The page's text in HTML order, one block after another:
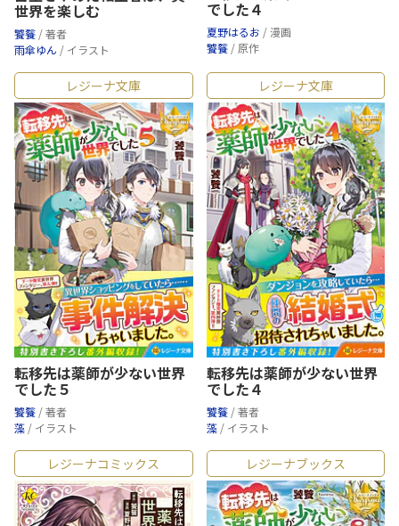
世界を楽しむ
饕餮 / 著者
雨傘ゆん / イラスト
でした４
夏野はるお / 漫画
饕餮 / 原作
レジーナ文庫
転移先は薬師が少ない世界
でした５
饕餮 / 著者
藻 / イラスト
レジーナ文庫
転移先は薬師が少ない世界
でした４
饕餮 / 著者
藻 / イラスト
レジーナコミックス レジーナブックス